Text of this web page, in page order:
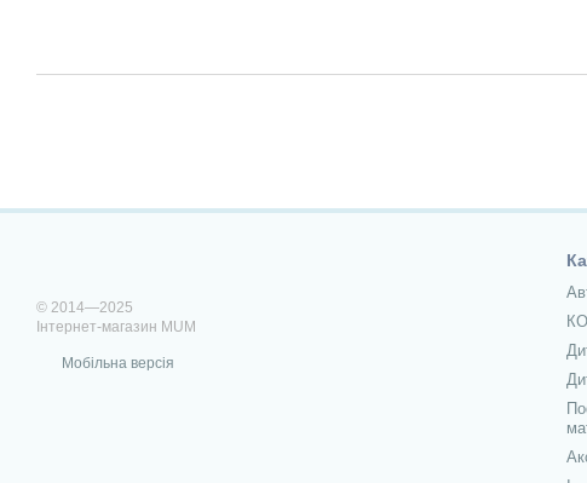
© 2014—2025
Інтернет-магазин MUM
Мобільна версія